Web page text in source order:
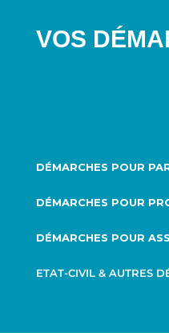
VOS
DÉMARCHES POUR
DÉMARCHES POUR
DÉMARCHES POUR
ETAT-CIVIL & AUTRES